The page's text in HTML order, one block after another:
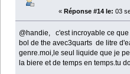
« Réponse #14 le: 03
@handie, c'est incroyable ce
bol de the avec3quarts de litre
genre.moi,le seul liquide que je
la biere et de temps en temps.tu